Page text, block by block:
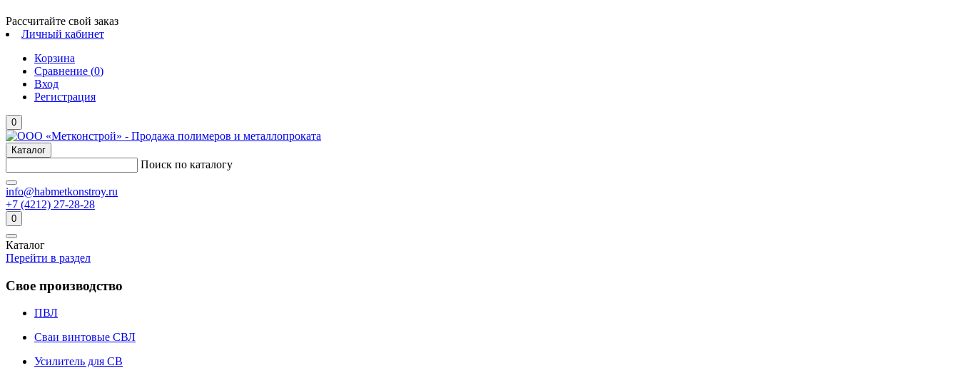
Рассчитайте свой заказ
Личный кабинет
Корзина
Сравнение (0)
Вход
Регистрация
0
Каталог
Поиск по каталогу
info@habmetkonstroy.ru
+7 (4212) 27-28-28
0
Каталог
Перейти в раздел
Свое производство
ПВЛ
Сваи винтовые СВЛ
Усилитель для СВ